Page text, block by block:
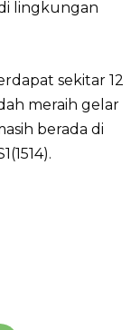
lingkungan
sekitar 12
meraih gelar
berada di